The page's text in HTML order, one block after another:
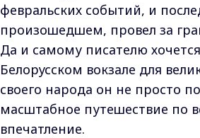
февральских событий, и
произошедшем, провел за
Да и самому писателю
Белорусском вокзале для
своего народа он не просто
масштабное путешествие по
впечатление.